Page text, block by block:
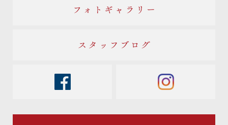
フォトギャラリー
スタッフブログ
instagram